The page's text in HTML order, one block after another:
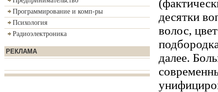
Программирование и комп-ры
Психология
Радиоэлектроника
РЕКЛАМА
десятки
волос,
далее.